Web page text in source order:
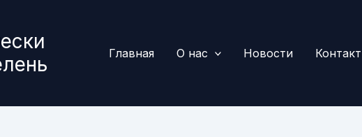
Главная О нас Новости Контакт